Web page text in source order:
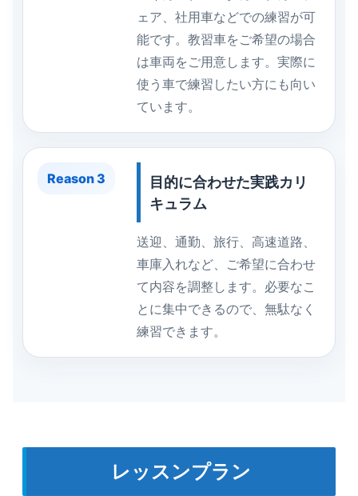
ェア、社用車などでの練習が可
能です。教習車をご希望の場合
は車両をご用意します。実際に
使う車で練習したい方にも向い
ています。
Reason 3
目的に合わせた実践カリ
キュラム
送迎、通勤、旅行、高速道路、
車庫入れなど、ご希望に合わせ
て内容を調整します。必要なこ
とに集中できるので、無駄なく
練習できます。
レッスンプラン